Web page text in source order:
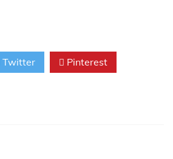
Twitter Pinterest